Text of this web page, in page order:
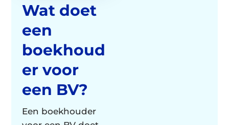
Wat doet
een
boekhoud
er voor
een BV?
Een boekhouder